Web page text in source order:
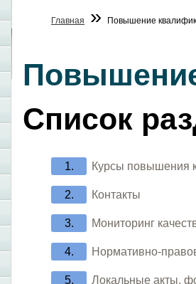
Главная » Повышение
Список
Курсы повышения
Контакты
Мониторинг
Нормативно-
Локальные акты,